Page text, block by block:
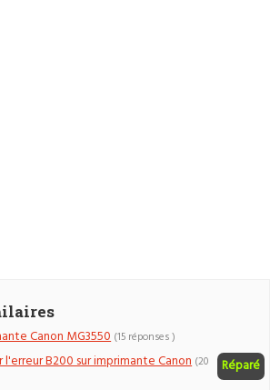
Canon MG3550 (15 réponses )
B200 sur imprimante Canon Réparé
(20